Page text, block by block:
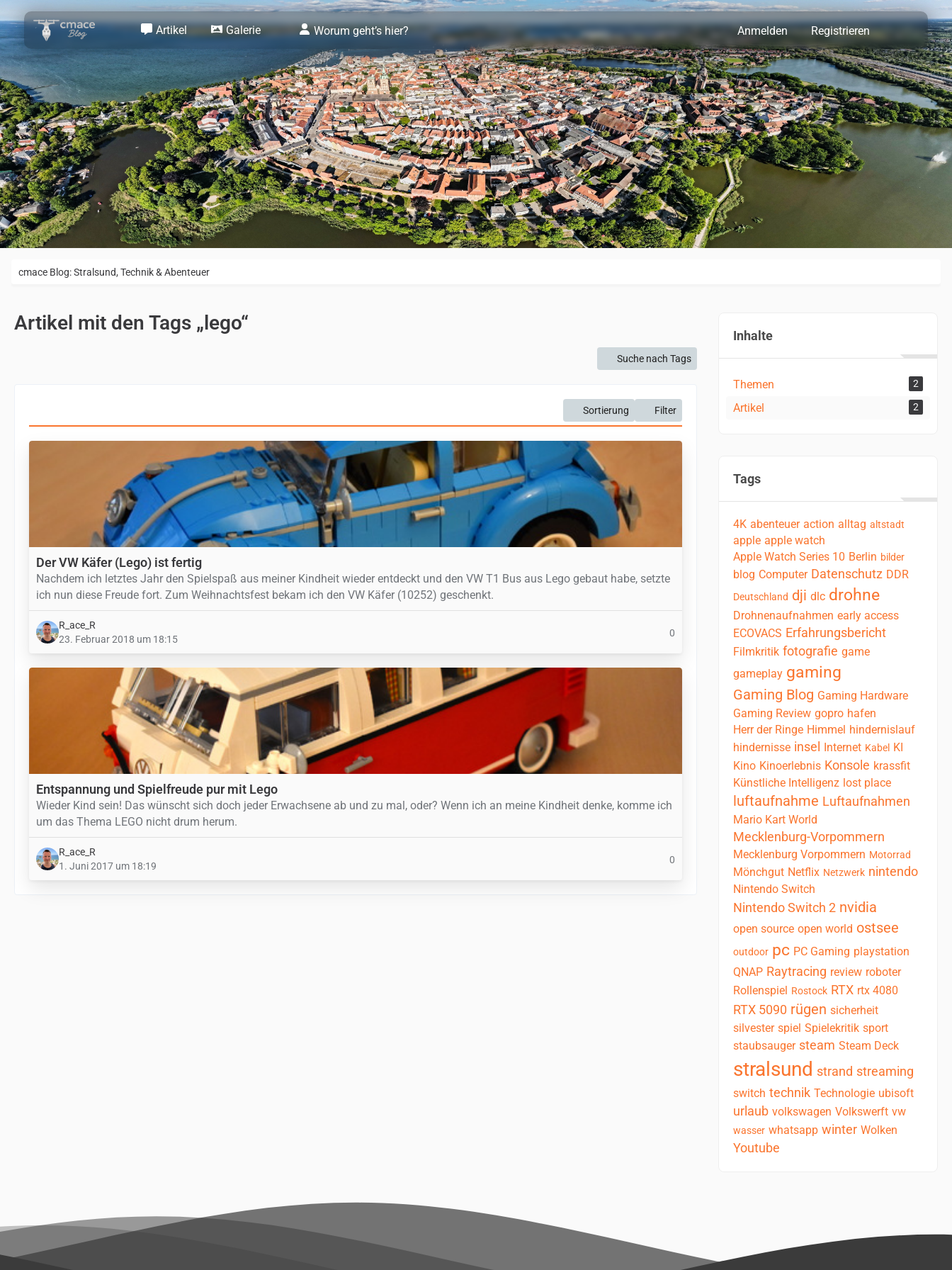
Artikel Galerie Worum geht’s hier? Anmelden Registrieren
cmace Blog: Stralsund, Technik & Abenteuer
Artikel mit den Tags „lego“
Suche nach Tags
Sortierung Filter
Der VW Käfer (Lego) ist fertig
Nachdem ich letztes Jahr den Spielspaß aus meiner Kindheit wieder entdeckt und den VW T1 Bus aus Lego gebaut habe, setzte
ich nun diese Freude fort. Zum Weihnachtsfest bekam ich den VW Käfer (10252) geschenkt.
R_ace_R
23. Februar 2018 um 18:15
0
Entspannung und Spielfreude pur mit Lego
Wieder Kind sein! Das wünscht sich doch jeder Erwachsene ab und zu mal, oder? Wenn ich an meine Kindheit denke, komme ich
um das Thema LEGO nicht drum herum.
R_ace_R
1. Juni 2017 um 18:19
0
Inhalte
Themen 2
Artikel 2
Tags
4K abenteuer action alltag altstadt
apple apple watch
Apple Watch Series 10 Berlin bilder
blog Computer Datenschutz DDR
Deutschland dji dlc drohne
Drohnenaufnahmen early access
ECOVACS Erfahrungsbericht
Filmkritik fotografie game
gameplay gaming
Gaming Blog Gaming Hardware
Gaming Review gopro hafen
Herr der Ringe Himmel hindernislauf
hindernisse insel Internet Kabel KI
Kino Kinoerlebnis Konsole krassfit
Künstliche Intelligenz lost place
luftaufnahme Luftaufnahmen
Mario Kart World
Mecklenburg-Vorpommern
Mecklenburg Vorpommern Motorrad
Mönchgut Netflix Netzwerk nintendo
Nintendo Switch
Nintendo Switch 2 nvidia
open source open world ostsee
outdoor pc PC Gaming playstation
QNAP Raytracing review roboter
Rollenspiel Rostock RTX rtx 4080
RTX 5090 rügen sicherheit
silvester spiel Spielekritik sport
staubsauger steam Steam Deck
stralsund strand streaming
switch technik Technologie ubisoft
urlaub volkswagen Volkswerft vw
wasser whatsapp winter Wolken
Youtube